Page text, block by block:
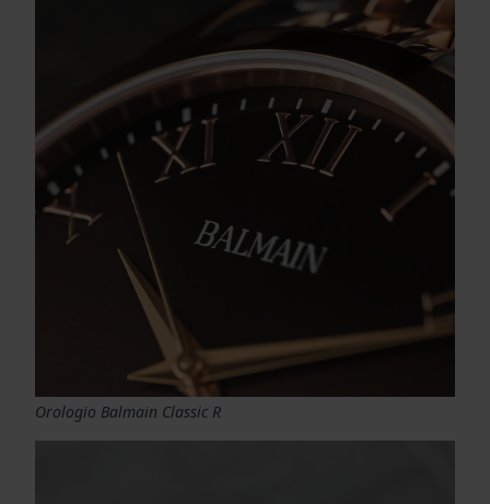
Orologio Balmain Classic R